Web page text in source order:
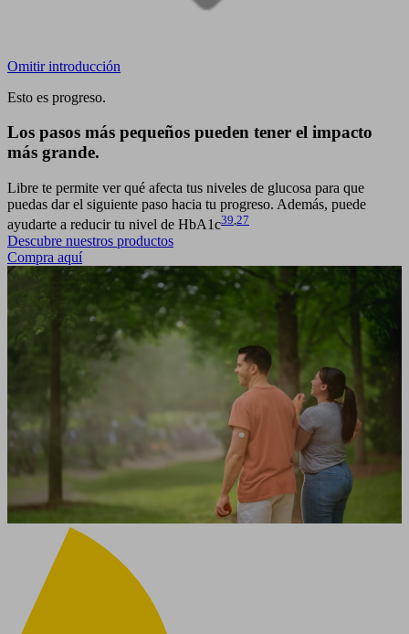
Omitir introducción
Esto es progreso.
Los pasos más pequeños pueden tener el impacto
más grande.
Libre te permite ver qué afecta tus niveles de glucosa para que
puedas dar el siguiente paso hacia tu progreso. Además, puede
ayudarte a reducir tu nivel de HbA1c39,27
Descubre nuestros productos
Compra aquí